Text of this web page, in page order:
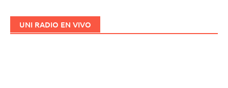
UNI RADIO EN VIVO